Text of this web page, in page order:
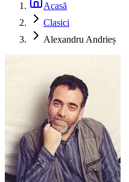
Acasă
Clasici
Alexandru Andrieș